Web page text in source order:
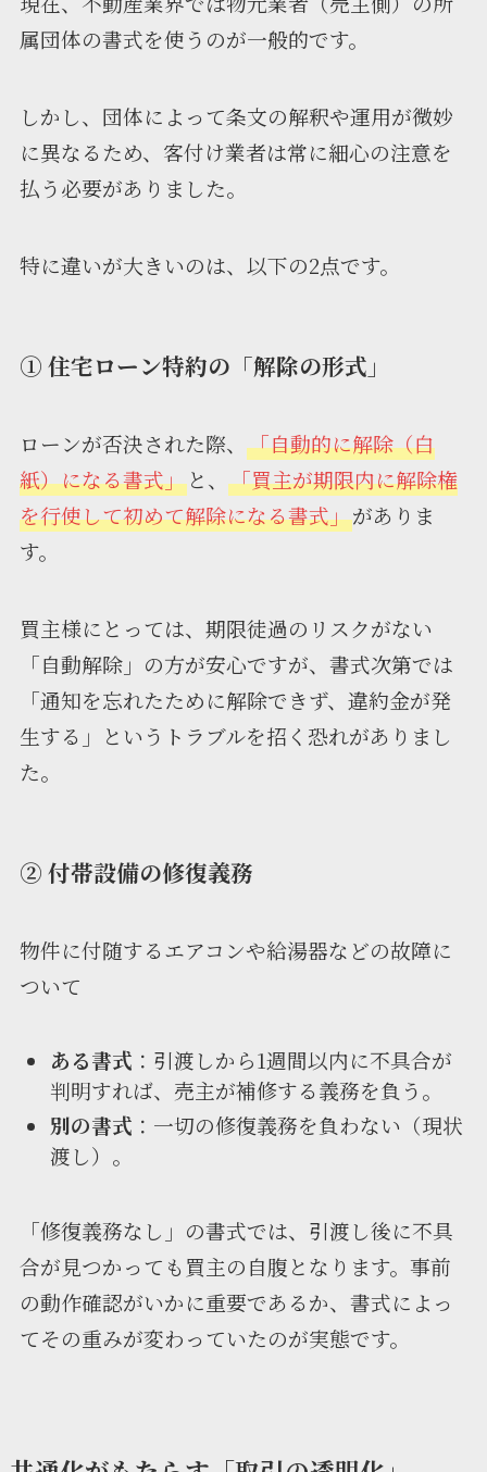
属団体の書式を使うのが一般的です。
しかし、団体によって条文の解釈や運用が微妙
に異なるため、客付け業者は常に細心の注意を
払う必要がありました。
特に違いが大きいのは、以下の2点です。
① 住宅ローン特約の「解除の形式」
ローンが否決された際、 「自動的に解除（白
紙）になる書式」と、 「買主が期限内に解除権
を行使して初めて解除になる書式」がありま
す。
買主様にとっては、期限徒過のリスクがない
「自動解除」の方が安心ですが、書式次第では
「通知を忘れたために解除できず、違約金が発
生する」というトラブルを招く恐れがありまし
た。
② 付帯設備の修復義務
物件に付随するエアコンや給湯器などの故障に
ついて
ある書式 ：引渡しから1週間以内に不具合が
判明すれば、売主が補修する義務を負う。
別の書式 ：一切の修復義務を負わない（現状
渡し）。
「修復義務なし」の書式では、引渡し後に不具
合が見つかっても買主の自腹となります。事前
の動作確認がいかに重要であるか、書式によっ
てその重みが変わっていたのが実態です。